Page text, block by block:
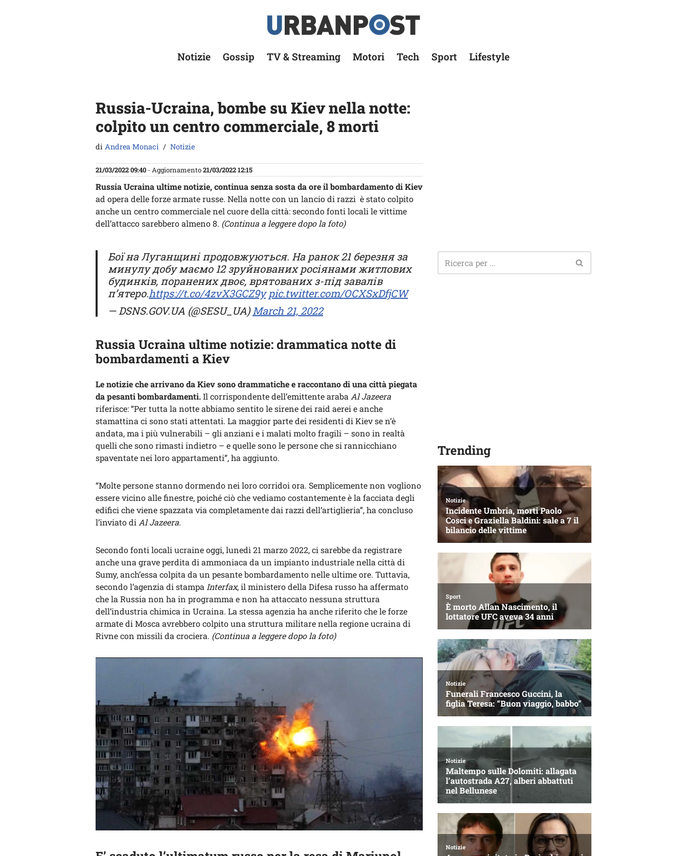
Notizie Gossip TV & Streaming Motori Tech Sport Lifestyle
Russia-Ucraina, bombe su Kiev nella notte:
colpito un centro commerciale, 8 morti
di Andrea Monaci Notizie
21/03/2022 09:40 - Aggiornamento21/03/2022 12:15
Russia Ucraina ultime notizie, continua senza sosta da ore il bombardamento di Kiev
ad opera delle forze armate russe. Nella notte con un lancio di razzi è stato colpito
anche un centro commerciale nel cuore della città: secondo fonti locali le vittime
dell’attacco sarebbero almeno 8. (Continua a leggere dopo la foto)
Бої на Луганщині продовжуються. На ранок 21 березня за
минулу добу маємо 12 зруйнованих росіянами житлових
будинків, поранених двоє, врятованих з-під завалів
п’ятеро.https://t.co/4zvX3GCZ9y pic.twitter.com/OCXSxDfjCW
— DSNS.GOV.UA (@SESU_UA)March 21, 2022
Russia Ucraina ultime notizie: drammatica notte di
bombardamenti a Kiev
Le notizie che arrivano da Kiev sono drammatiche e raccontano di una città piegata
da pesanti bombardamenti.Il corrispondente dell’emittente araba Al Jazeera
riferisce: “Per tutta la notte abbiamo sentito le sirene dei raid aerei e anche
stamattina ci sono stati attentati. La maggior parte dei residenti di Kiev se n’è
andata, ma i più vulnerabili – gli anziani e i malati molto fragili – sono in realtà
quelli che sono rimasti indietro – e quelle sono le persone che si rannicchiano
spaventate nei loro appartamenti”, ha aggiunto.
“Molte persone stanno dormendo nei loro corridoi ora. Semplicemente non vogliono
essere vicino alle finestre, poiché ciò che vediamo costantemente è la facciata degli
edifici che viene spazzata via completamente dai razzi dell’artiglieria”, ha concluso
l’inviato di Al Jazeera.
Secondo fonti locali ucraine oggi, lunedì 21 marzo 2022, ci sarebbe da registrare
anche una grave perdita di ammoniaca da un impianto industriale nella città di
Sumy, anch’essa colpita da un pesante bombardamento nelle ultime ore. Tuttavia,
secondo l’agenzia di stampa Interfax, il ministero della Difesa russo ha affermato
che la Russia non ha in programma e non ha attaccato nessuna struttura
dell’industria chimica in Ucraina. La stessa agenzia ha anche riferito che le forze
armate di Mosca avrebbero colpito una struttura militare nella regione ucraina di
Rivne con missili da crociera. (Continua a leggere dopo la foto)
Trending